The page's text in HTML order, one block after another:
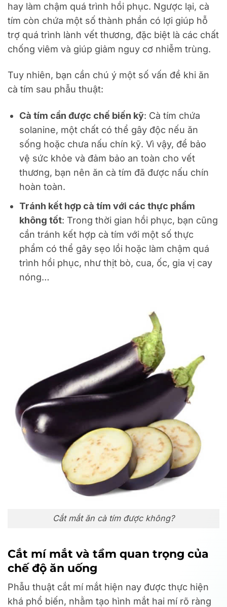
hay làm chậm quá trình hồi phục. Ngược lại, cà
tím còn chứa một số thành phần có lợi giúp hỗ
trợ quá trình lành vết thương, đặc biệt là các chất
chống viêm và giúp giảm nguy cơ nhiễm trùng.
Tuy nhiên, bạn cần chú ý một số vấn đề khi ăn
cà tím sau phẫu thuật:
Cà tím cần được chế biến kỹ: Cà tím chứa
solanine, một chất có thể gây độc nếu ăn
sống hoặc chưa nấu chín kỹ. Vì vậy, để bảo
vệ sức khỏe và đảm bảo an toàn cho vết
thương, bạn nên ăn cà tím đã được nấu chín
hoàn toàn.
Tránh kết hợp cà tím với các thực phẩm
không tốt: Trong thời gian hồi phục, bạn cũng
cần tránh kết hợp cà tím với một số thực
phẩm có thể gây sẹo lồi hoặc làm chậm quá
trình hồi phục, như thịt bò, cua, ốc, gia vị cay
nóng…
Cắt mắt ăn cà tím được không?
Cắt mí mắt và tầm quan trọng của
chế độ ăn uống
Phẫu thuật cắt mí mắt hiện nay được thực hiện
khá phổ biến, nhằm tạo hình mắt hai mí rõ ràng